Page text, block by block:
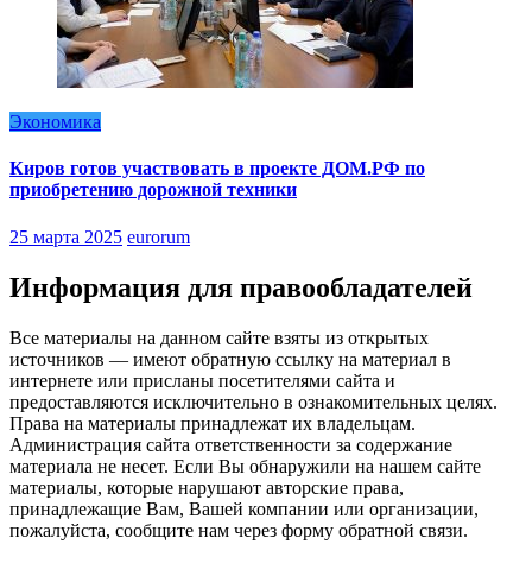
Экономика
Киров готов участвовать в проекте ДОМ.РФ по
приобретению дорожной техники
25 марта 2025 eurorum
Информация для правообладателей
Все материалы на данном сайте взяты из открытых
источников — имеют обратную ссылку на материал в
интернете или присланы посетителями сайта и
предоставляются исключительно в ознакомительных целях.
Права на материалы принадлежат их владельцам.
Администрация сайта ответственности за содержание
материала не несет. Если Вы обнаружили на нашем сайте
материалы, которые нарушают авторские права,
принадлежащие Вам, Вашей компании или организации,
пожалуйста, сообщите нам через форму обратной связи.